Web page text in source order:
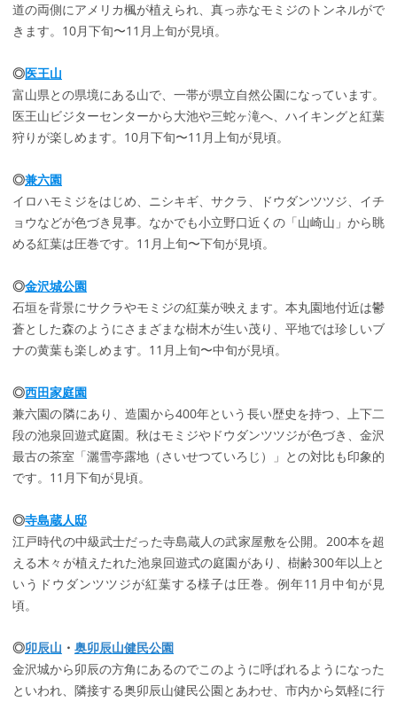
道の両側にアメリカ楓が植えられ、真っ赤なモミジのトンネルがで
きます。10月下旬〜11月上旬が見頃。
◎医王山
富山県との県境にある山で、一帯が県立自然公園になっています。
医王山ビジターセンターから大池や三蛇ヶ滝へ、ハイキングと紅葉
狩りが楽しめます。10月下旬〜11月上旬が見頃。
◎兼六園
イロハモミジをはじめ、ニシキギ、サクラ、ドウダンツツジ、イチ
ョウなどが色づき見事。なかでも小立野口近くの「山崎山」から眺
める紅葉は圧巻です。11月上旬〜下旬が見頃。
◎金沢城公園
石垣を背景にサクラやモミジの紅葉が映えます。本丸園地付近は鬱
蒼とした森のようにさまざまな樹木が生い茂り、平地では珍しいブ
ナの黄葉も楽しめます。11月上旬〜中旬が見頃。
◎西田家庭園
兼六園の隣にあり、造園から400年という長い歴史を持つ、上下二
段の池泉回遊式庭園。秋はモミジやドウダンツツジが色づき、金沢
最古の茶室「灑雪亭露地（さいせつていろじ）」との対比も印象的
です。11月下旬が見頃。
◎寺島蔵人邸
江戸時代の中級武士だった寺島蔵人の武家屋敷を公開。200本を超
える木々が植えたれた池泉回遊式の庭園があり、樹齢300年以上と
いうドウダンツツジが紅葉する様子は圧巻。例年11月中旬が見
頃。
◎卯辰山 ・ 奥卯辰山健民公園
金沢城から卯辰の方角にあるのでこのように呼ばれるようになった
といわれ、隣接する奥卯辰山健民公園とあわせ、市内から気軽に行